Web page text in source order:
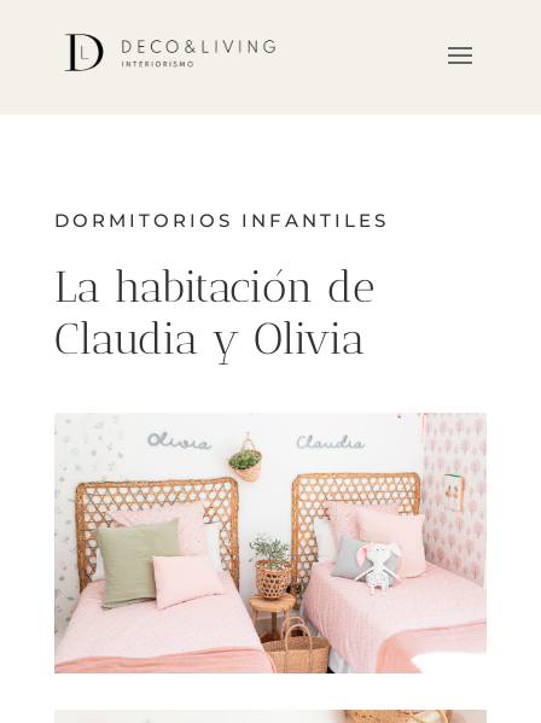
DORMITORIOS INFANTILES
La habitación de
Claudia y Olivia